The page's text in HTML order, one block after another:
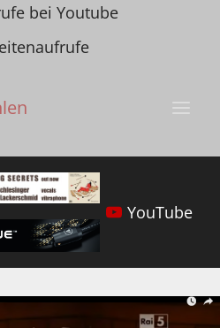
bei Youtube
YouTube